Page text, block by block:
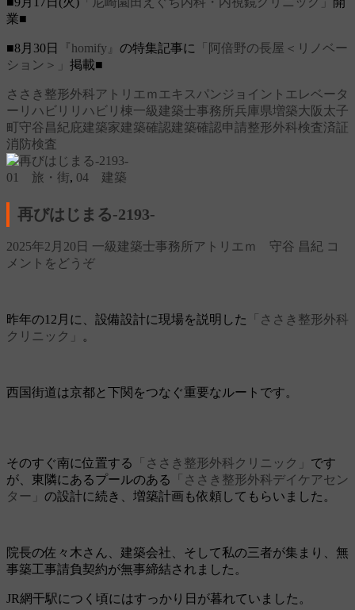
業■
■8月30日 『homify』 の特集記事に
「阿倍野の長屋＜リノベー
ション＞」 掲載■
ささき整形外科アトリエｍ エキスパンジョイント エレベータ
ー リハビリ リハビリ棟一級建築士事務所兵庫県増築大阪太子
町守谷昌紀庇建築家建築確認建築確認申請整形外科検査済証
消防検査
01 旅・街, 04 建築
再びはじまる‐2193‐
2025年2月20日 一級建築士事務所アトリエｍ 守谷 昌紀 コ
メントをどうぞ
昨年の12月に、設備設計に現場を説明した
「ささき整形外科
クリニック」
。
西国街道は京都と下関をつなぐ重要なルートです。
そのすぐ南に位置する 「ささき整形外科クリニック」 です
が、東隣にあるプールのある
「ささき整形外科デイケアセン
ター」 の設計に続き、増築計画も依頼してもらいました。
院長の佐々木さん、建築会社、そして私の三者が集まり、無
事築工事請負契約が無事締結されました。
JR網干駅につく頃にはすっかり日が暮れていました。